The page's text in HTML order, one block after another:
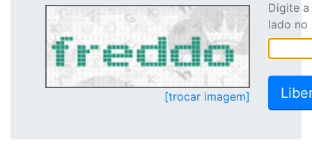
[trocar imagem]
Digite
lado no